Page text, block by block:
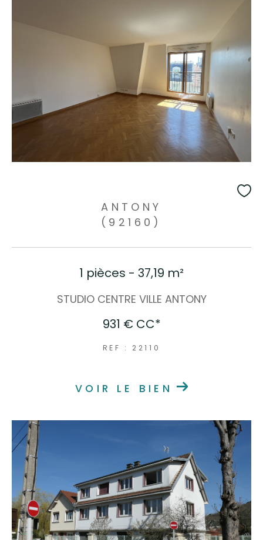
ANTONY
(92160)
1 pièces - 37,19 m²
STUDIO CENTRE VILLE ANTONY
931 € CC*
REF : 22110
VOIR LE BIEN